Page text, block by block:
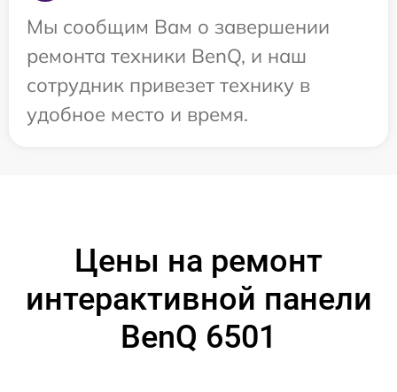
Мы сообщим Вам о завершении
ремонта техники BenQ, и наш
сотрудник привезет технику в
удобное место и время.
Цены на ремонт
интерактивной панели
BenQ 6501